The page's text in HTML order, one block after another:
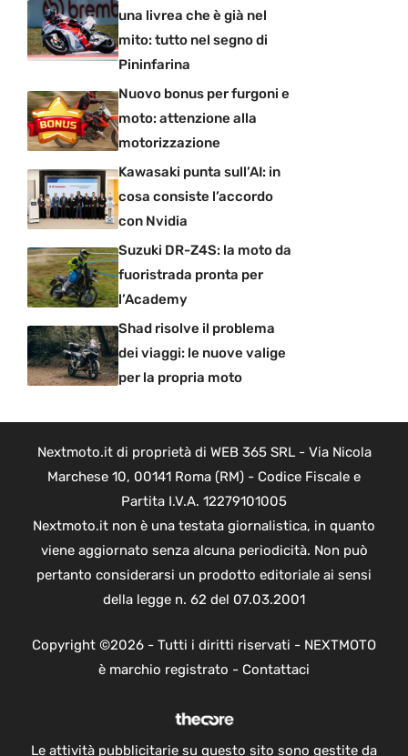
una livrea che è già nel
mito: tutto nel segno di
Pininfarina
Nuovo bonus per furgoni e
moto: attenzione alla
motorizzazione
Kawasaki punta sull’AI: in
cosa consiste l’accordo
con Nvidia
Suzuki DR-Z4S: la moto da
fuoristrada pronta per
l’Academy
Shad risolve il problema
dei viaggi: le nuove valige
per la propria moto
Nextmoto.it di proprietà di WEB 365 SRL - Via Nicola
Marchese 10, 00141 Roma (RM) - Codice Fiscale e
Partita I.V.A. 12279101005
Nextmoto.it non è una testata giornalistica, in quanto
viene aggiornato senza alcuna periodicità. Non può
pertanto considerarsi un prodotto editoriale ai sensi
della legge n. 62 del 07.03.2001
Copyright ©2026 - Tutti i diritti riservati - NEXTMOTO
è marchio registrato - Contattaci
Le attività pubblicitarie su questo sito sono gestite da